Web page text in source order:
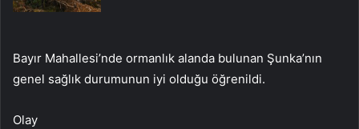
Bayır Mahallesi’nde ormanlık alanda bulunan Şunka’nın
genel sağlık durumunun iyi olduğu öğrenildi.
Olay